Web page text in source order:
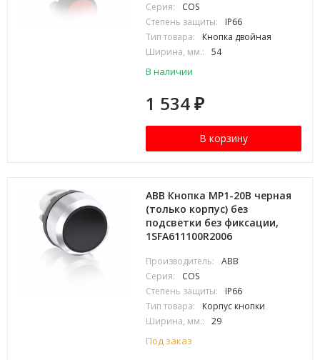
Серия:
COS
Степень защиты:
IP66
Тип товара:
Кнопка двойная
Ширина, мм.:
54
В наличии
1 534₽
В корзину
ABB Кнопка MP1-20B черная
(только корпус) без
подсветки без фиксации,
1SFA611100R2006
Производитель:
ABB
Серия:
COS
Степень защиты:
IP66
Тип товара:
Корпус кнопки
Ширина, мм.:
29
Под заказ